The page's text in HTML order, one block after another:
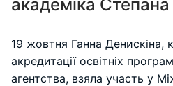
академіка
19 жовтня Ганна Денискіна,
акредитації освітніх
агентства, взяла участь у